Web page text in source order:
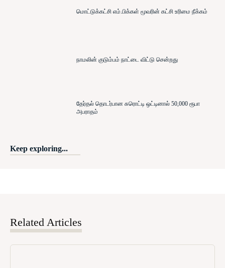
மொட்டுக்கட்சி எம்.பிக்கள் மூவரின் கட்சி உரிமை நீக்கம்
நாமலின் குடும்பம் நாட்டை விட்டு சென்றது
தேர்தல் தொடர்பான சுரொட்டி ஒட்டினால் 50,000 ரூபா
அபராதம்
Keep exploring...
Related Articles